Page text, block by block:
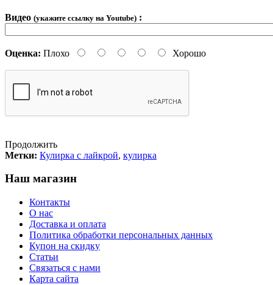
Видео (укажите ссылку на Youtube) :
Оценка: Плохо Хорошо
Продолжить
Метки: Кулирка с лайкрой, кулирка
Наш магазин
Контакты
О нас
Доставка и оплата
Политика обработки персональных данных
Купон на скидку
Статьи
Связаться с нами
Карта сайта